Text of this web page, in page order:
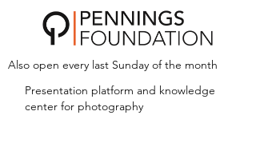
Also open every last Sunday of the month
Presentation platform and knowledge
center for photography